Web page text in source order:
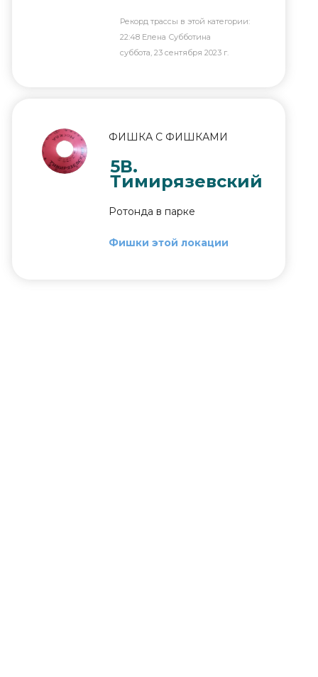
Рекорд трассы в этой категории:
22:48 Елена Субботина
суббота, 23 сентября 2023 г.
ФИШКА С ФИШКАМИ
5В.
Тимирязевский
Ротонда в парке
Фишки этой локации